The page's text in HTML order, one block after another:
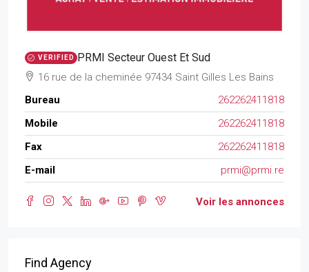
VERIFIED PRMI Secteur Ouest Et Sud
16 rue de la cheminée 97434 Saint Gilles Les Bains
Bureau
262262411818
Mobile
262262411818
Fax
262262411818
E-mail
prmi@prmi.re
Voir les annonces
Find Agency